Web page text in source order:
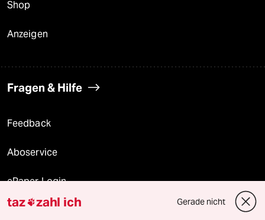
Shop
Anzeigen
Fragen & Hilfe
Feedback
Aboservice
ePaper Login
Downloads für Abonnierende
taz zahl ich Gerade nicht